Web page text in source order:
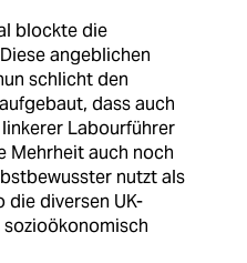
blockte die
angeblichen
schlicht den
dass auch
Labourführer
Mehrheit auch noch
nutzt als
die diversen UK-
sozioökonomisch